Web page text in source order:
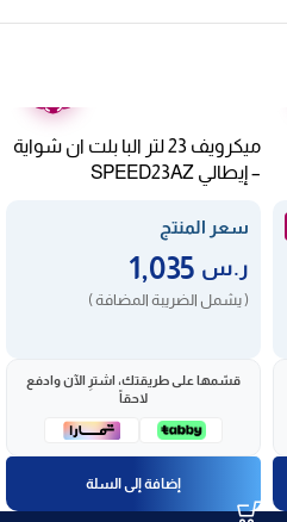
ميكرويف 23 لتر البا بلت ان شواية
– إيطالي SPEED23AZ
سعر المنتج
ر.س
( يشمل الضريبة المضافة )
قسّمها على طريقتك، اشترِ الآن وادفع
لاحقاً
إضافة إلى السلة